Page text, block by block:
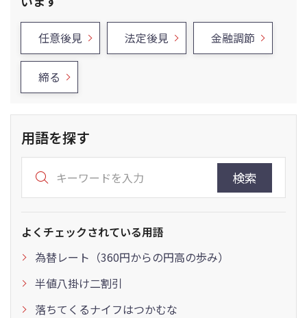
任意後見 法定後見 金融調節
締る
用語を探す
検索
よくチェックされている用語
為替レート（360円からの円高の歩み）
半値八掛け二割引
落ちてくるナイフはつかむな